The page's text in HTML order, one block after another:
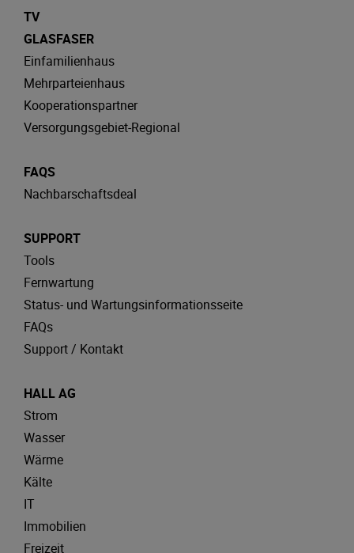
TV
GLASFASER
Einfamilienhaus
Mehrparteienhaus
Kooperationspartner
Versorgungsgebiet-Regional
FAQS
Nachbarschaftsdeal
SUPPORT
Tools
Fernwartung
Status- und Wartungsinformationsseite
FAQs
Support / Kontakt
HALL AG
Strom
Wasser
Wärme
Kälte
IT
Immobilien
Freizeit